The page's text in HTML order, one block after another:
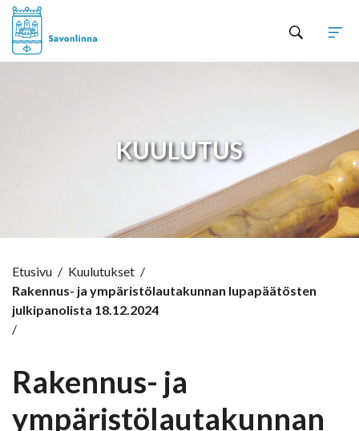
KUULUTUS
Etusivu / Kuulutukset /
Rakennus- ja ympäristölautakunnan lupapäätösten
julkipanolista 18.12.2024
/
Rakennus- ja
ympäristölautakunnan